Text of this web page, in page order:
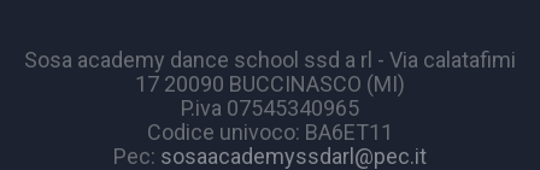
Sosa academy dance school ssd a rl - Via calatafimi
17 20090 BUCCINASCO (MI)
P.iva 07545340965
Codice univoco: BA6ET11
Pec: sosaacademyssdarl@pec.it